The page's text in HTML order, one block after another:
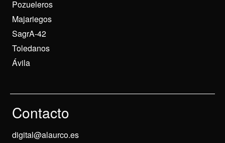
Pozueleros
Majariegos
SagrA-42
Toledanos
Ávila
Contacto
digital@alaurco.es